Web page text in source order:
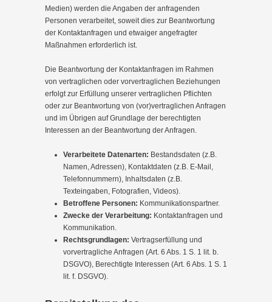
Medien) werden die Angaben der anfragenden
Personen verarbeitet, soweit dies zur Beantwortung
der Kontaktanfragen und etwaiger angefragter
Maßnahmen erforderlich ist.
Die Beantwortung der Kontaktanfragen im Rahmen
von vertraglichen oder vorvertraglichen Beziehungen
erfolgt zur Erfüllung unserer vertraglichen Pflichten
oder zur Beantwortung von (vor)vertraglichen Anfragen
und im Übrigen auf Grundlage der berechtigten
Interessen an der Beantwortung der Anfragen.
Verarbeitete Datenarten: Bestandsdaten (z.B.
Namen, Adressen), Kontaktdaten (z.B. E-Mail,
Telefonnummern), Inhaltsdaten (z.B.
Texteingaben, Fotografien, Videos).
Betroffene Personen: Kommunikationspartner.
Zwecke der Verarbeitung: Kontaktanfragen und
Kommunikation.
Rechtsgrundlagen: Vertragserfüllung und
vorvertragliche Anfragen (Art. 6 Abs. 1 S. 1 lit. b.
DSGVO), Berechtigte Interessen (Art. 6 Abs. 1 S. 1
lit. f. DSGVO).